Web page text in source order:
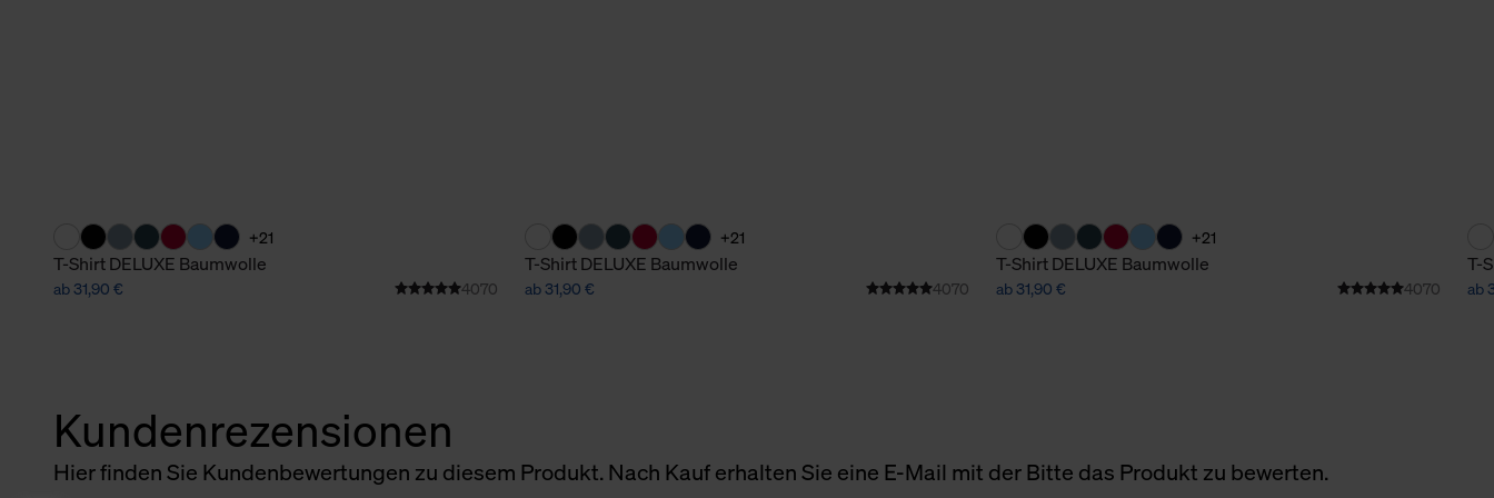
+21
T-Shirt DELUXE Baumwolle
ab 31,90 € 4070
+21
T-Shirt DELUXE Baumwolle
ab 31,90 € 4070
+21
T-Shirt DELUXE Baumwolle
ab 31,90 € 4070
T-
ab
Kundenrezensionen
Hier finden Sie Kundenbewertungen zu diesem Produkt. Nach Kauf erhalten Sie eine E-Mail mit der Bitte das Produkt zu bewerten.